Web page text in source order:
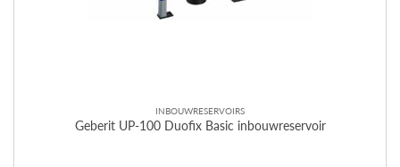
INBOUWRESERVOIRS
Geberit UP-100 Duofix Basic inbouwreservoir